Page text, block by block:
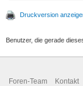
Druckversion
Benutzer, die gerade
Foren-Team Kontakt